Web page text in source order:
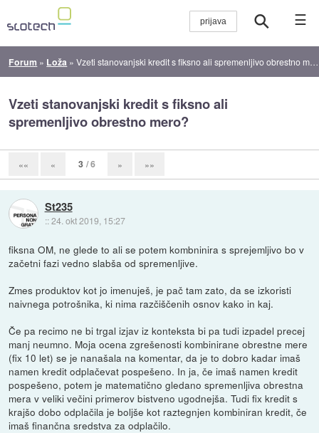
☰
Forum » Loža »Vzeti stanovanjski kredit s fiksno ali spremenljivo obrestno mero?
Vzeti stanovanjski kredit s fiksno ali
spremenljivo obrestno mero?
«« « 3 / 6 » »»
St235
::24. okt 2019, 15:27
fiksna OM, ne glede to ali se potem kombninira s sprejemljivo bo v
začetni fazi vedno slabša od spremenljive.
Zmes produktov kot jo imenuješ, je pač tam zato, da se izkoristi
naivnega potrošnika, ki nima razčiščenih osnov kako in kaj.
Če pa recimo ne bi trgal izjav iz konteksta bi pa tudi izpadel precej
manj neumno. Moja ocena zgrešenosti kombinirane obrestne mere
(fix 10 let) se je nanašala na komentar, da je to dobro kadar imaš
namen kredit odplačevat pospešeno. In ja, če imaš namen kredit
pospešeno, potem je matematično gledano spremenljiva obrestna
mera v veliki večini primerov bistveno ugodnejša. Tudi fix kredit s
krajšo dobo odplačila je boljše kot raztegnjen kombiniran kredit, če
imaš finančna sredstva za odplačilo.